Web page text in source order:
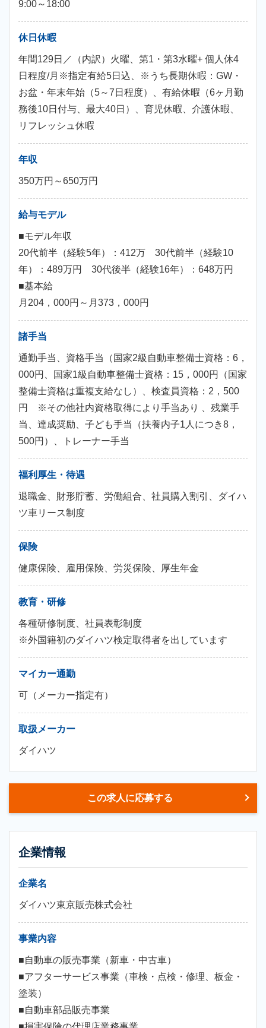
9:00～18:00
休日休暇
年間129日／（内訳）火曜、第1・第3水曜+ 個人休4
日程度/月※指定有給5日込、※うち長期休暇：GW・
お盆・年末年始（5～7日程度）、有給休暇（6ヶ月勤
務後10日付与、最大40日）、育児休暇、介護休暇、
リフレッシュ休暇
年収
350万円～650万円
給与モデル
■モデル年収
20代前半（経験5年）：412万 30代前半（経験10
年）：489万円 30代後半（経験16年）：648万円
■基本給
月204，000円～月373，000円
諸手当
通勤手当、資格手当（国家2級自動車整備士資格：6，
000円、国家1級自動車整備士資格：15，000円（国家
整備士資格は重複支給なし）、検査員資格：2，500
円 ※その他社内資格取得により手当あり 、残業手
当、達成奨励、子ども手当（扶養内子1人につき8，
500円）、トレーナー手当
福利厚生・待遇
退職金、財形貯蓄、労働組合、社員購入割引、ダイハ
ツ車リース制度
保険
健康保険、雇用保険、労災保険、厚生年金
教育・研修
各種研修制度、社員表彰制度
※外国籍初のダイハツ検定取得者を出しています
マイカー通勤
可（メーカー指定有）
取扱メーカー
ダイハツ
この求人に応募する
企業情報
企業名
ダイハツ東京販売株式会社
事業内容
■自動車の販売事業（新車・中古車）
■アフターサービス事業（車検・点検・修理、板金・
塗装）
■自動車部品販売事業